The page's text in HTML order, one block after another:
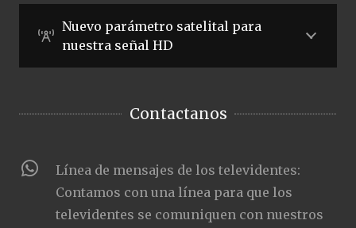
Nuevo parámetro satelital para
nuestra señal HD
Contactanos
Línea de mensajes de los televidentes:
Contamos con una línea para que los
televidentes se comuniquen con nuestros